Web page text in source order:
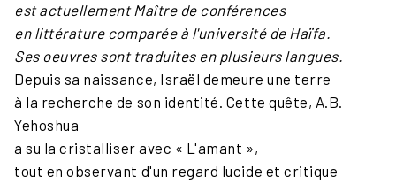
est actuellement Maître de conférences
en littérature comparée à l'université de Haïfa.
Ses oeuvres sont traduites en plusieurs langues.
Depuis sa naissance, Israël demeure une terre
à la recherche de son identité. Cette quête, A.B.
Yehoshua
a su la cristalliser avec « L'amant »,
tout en observant d'un regard lucide et critique